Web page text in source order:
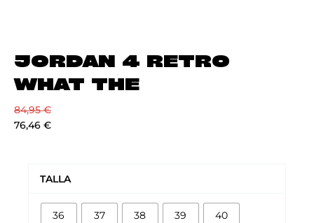
JORDAN 4 RETRO
WHAT THE
84,95€
76,46 €
TALLA
36 37 38 39 40
WHAT